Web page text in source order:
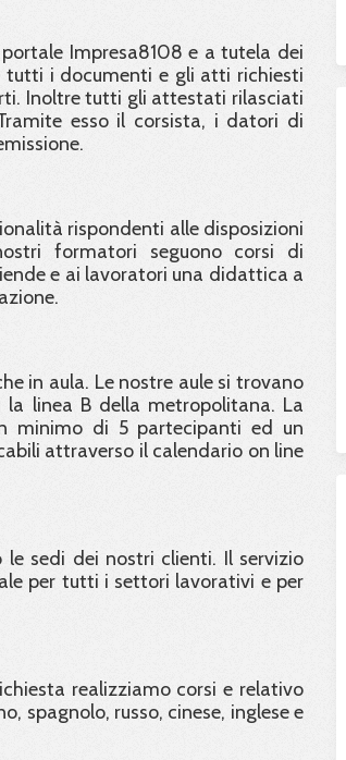
Impresa8108 e a tutela dei
tutti i documenti e gli atti richiesti
Inoltre tutti gli attestati rilasciati
esso il corsista, i datori di
rispondenti alle disposizioni
formatori seguono corsi di
e ai lavoratori una didattica a
in aula. Le nostre aule si trovano
la linea B della metropolitana. La
minimo di 5 partecipanti ed un
attraverso il calendario on line
le sedi dei nostri clienti. Il servizio
per tutti i settori lavorativi e per
realizziamo corsi e relativo
spagnolo, russo, cinese, inglese e